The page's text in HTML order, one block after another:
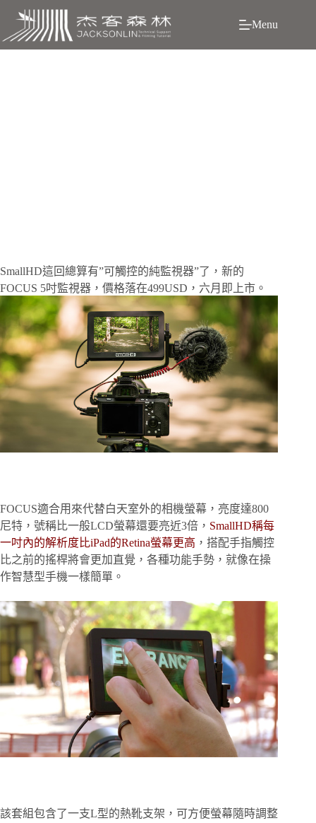
主
Menu
SmallHD這回總算有”可觸控的純監視器”了，新的
FOCUS 5吋監視器，價格落在499USD，六月即上市。
FOCUS適合用來代替白天室外的相機螢幕，亮度達800
尼特，號稱比一般LCD螢幕還要亮近3倍， SmallHD稱每
一吋內的解析度比iPad的Retina螢幕更高 ，搭配手指觸控
比之前的搖桿將會更加直覺，各種功能手勢，就像在操
作智慧型手機一樣簡單。
該套組包含了一支L型的熱靴支架，可方便螢幕隨時調整